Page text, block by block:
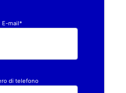
E-mail*
di telefono